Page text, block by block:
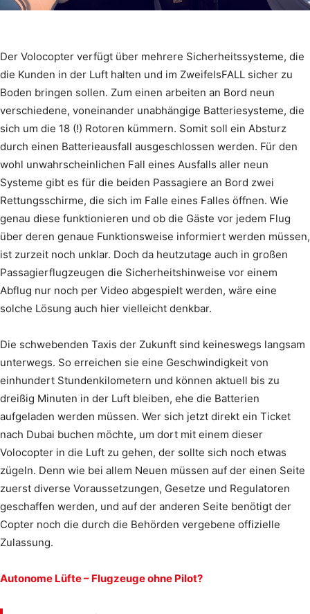
Der Volocopter verfügt über mehrere Sicherheitssysteme, die
die Kunden in der Luft halten und im ZweifelsFALL sicher zu
Boden bringen sollen. Zum einen arbeiten an Bord neun
verschiedene, voneinander unabhängige Batteriesysteme, die
sich um die 18 (!) Rotoren kümmern. Somit soll ein Absturz
durch einen Batterieausfall ausgeschlossen werden. Für den
wohl unwahrscheinlichen Fall eines Ausfalls aller neun
Systeme gibt es für die beiden Passagiere an Bord zwei
Rettungsschirme, die sich im Falle eines Falles öffnen. Wie
genau diese funktionieren und ob die Gäste vor jedem Flug
über deren genaue Funktionsweise informiert werden müssen,
ist zurzeit noch unklar. Doch da heutzutage auch in großen
Passagierflugzeugen die Sicherheitshinweise vor einem
Abflug nur noch per Video abgespielt werden, wäre eine
solche Lösung auch hier vielleicht denkbar.
Die schwebenden Taxis der Zukunft sind keineswegs langsam
unterwegs. So erreichen sie eine Geschwindigkeit von
einhundert Stundenkilometern und können aktuell bis zu
dreißig Minuten in der Luft bleiben, ehe die Batterien
aufgeladen werden müssen. Wer sich jetzt direkt ein Ticket
nach Dubai buchen möchte, um dort mit einem dieser
Volocopter in die Luft zu gehen, der sollte sich noch etwas
zügeln. Denn wie bei allem Neuen müssen auf der einen Seite
zuerst diverse Voraussetzungen, Gesetze und Regulatoren
geschaffen werden, und auf der anderen Seite benötigt der
Copter noch die durch die Behörden vergebene offizielle
Zulassung.
Autonome Lüfte – Flugzeuge ohne Pilot?